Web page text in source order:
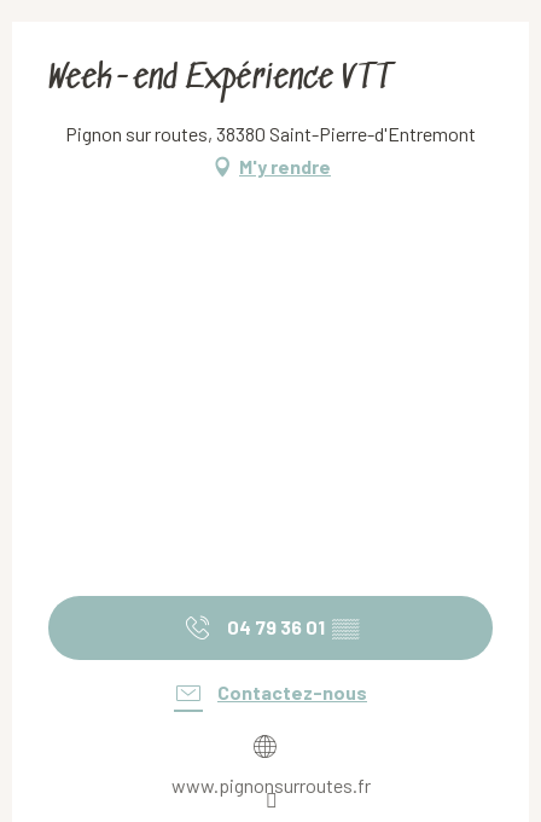
Week-end Expérience VTT
Pignon sur routes, 38380 Saint-Pierre-d'Entremont
M'y rendre
04 79 36 01 ▒▒
Contactez-nous
www.pignonsurroutes.fr